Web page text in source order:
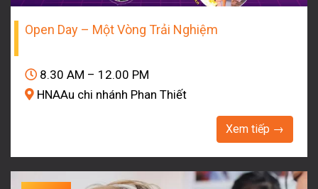
Open Day – Một Vòng Trải Nghiệm
8.30 AM – 12.00 PM
HNAAu chi nhánh Phan Thiết
Xem tiếp →